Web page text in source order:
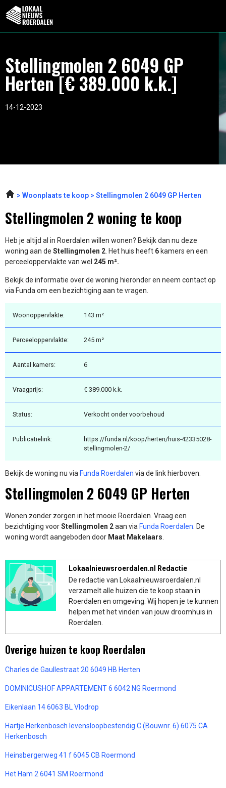
Stellingmolen 2 6049 GP
Herten [€ 389.000 k.k.]
14-12-2023
Woonplaats te koop Stellingmolen 2 6049 GP Herten
Stellingmolen 2 woning te koop
Heb je altijd al in Roerdalen willen wonen? Bekijk dan nu deze
woning aan de Stellingmolen 2. Het huis heeft 6 kamers en een
perceeloppervlakte van wel 245 m².
Bekijk de informatie over de woning hieronder en neem contact op
via Funda om een bezichtiging aan te vragen.
Woonoppervlakte: 143 m²
Perceeloppervlakte: 245 m²
Aantal kamers: 6
Vraagprijs: € 389.000 k.k.
Status: Verkocht onder voorbehoud
Publicatielink:
https://funda.nl/koop/herten/huis-42335028-
stellingmolen-2/
Bekijk de woning nu via Funda Roerdalen via de link hierboven.
Stellingmolen 2 6049 GP Herten
Wonen zonder zorgen in het mooie Roerdalen. Vraag een
bezichtiging voorStellingmolen 2aan via Funda Roerdalen . De
woning wordt aangeboden door Maat Makelaars
Lokaalnieuwsroerdalen.nl Redactie
De redactie van Lokaalnieuwsroerdalen.nl
verzamelt alle huizen die te koop staan in
Roerdalen en omgeving. Wij hopen je te kunnen
helpen met het vinden van jouw droomhuis in
Roerdalen.
Overige huizen te koop Roerdalen
Charles de Gaullestraat 20 6049 HB Herten
DOMINICUSHOF APPARTEMENT 6 6042 NG Roermond
Eikenlaan 14 6063 BL Vlodrop
Hartje Herkenbosch levensloopbestendig C (Bouwnr. 6) 6075 CA
Herkenbosch
Heinsbergerweg 41 f 6045 CB Roermond
Het Ham 2 6041 SM Roermond